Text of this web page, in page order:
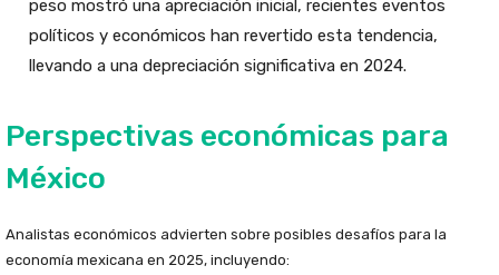
peso mostró una apreciación inicial, recientes eventos
políticos y económicos han revertido esta tendencia,
llevando a una depreciación significativa en 2024.
Perspectivas económicas para
México
Analistas económicos advierten sobre posibles desafíos para la
economía mexicana en 2025, incluyendo: